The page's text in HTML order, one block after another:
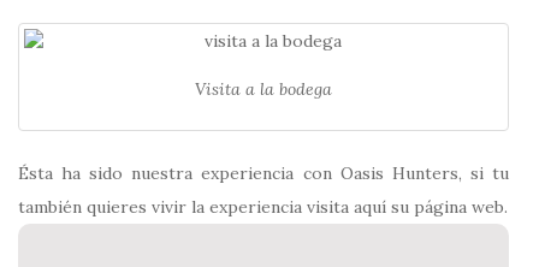
Visita a la bodega
Ésta ha sido nuestra experiencia con Oasis Hunters, si tu
también quieres vivir la experiencia visita aquí su página web.